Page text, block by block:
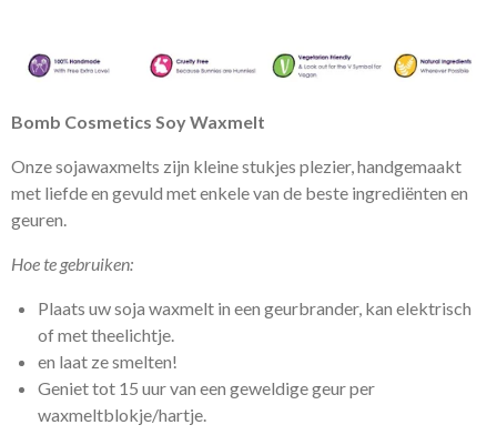
Bomb Cosmetics Soy Waxmelt
Onze sojawaxmelts zijn kleine stukjes plezier, handgemaakt
met liefde en gevuld met enkele van de beste ingrediënten en
geuren.
Hoe te gebruiken:
Plaats uw soja waxmelt in een geurbrander, kan elektrisch
of met theelichtje.
en laat ze smelten!
Geniet tot 15 uur van een geweldige geur per
waxmeltblokje/hartje.